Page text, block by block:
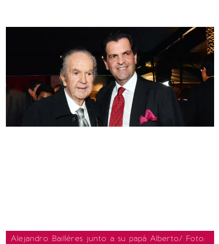
Alejandro Baillères junto a su papá Alberto/ Foto: